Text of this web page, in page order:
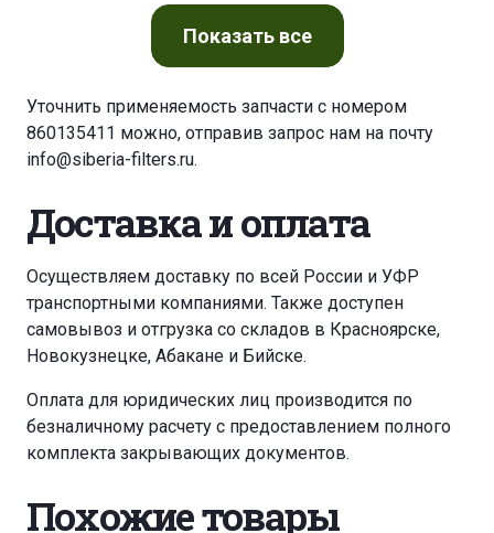
ABG TITAN 6820
ABG TITAN 8820 AHLMANN AS 150 E
ARTEC F 40
ARTEC FT 40 ARTEC RS 20
ATLAS COPCO BOOMER 353 ES
ATLAS COPCO BOOMER E 2 C22
Показатьвсе
Уточнить применяемость запчасти с номером
860135411 можно, отправив запрос нам на почту
info@siberia-filters.ru.
Доставка и оплата
Осуществляем доставку по всей России и УФР
транспортными компаниями. Также доступен
самовывоз и отгрузка со складов в Красноярске,
Новокузнецке, Абакане и Бийске.
Оплата для юридических лиц производится по
безналичному расчету с предоставлением полного
комплекта закрывающих документов.
Похожие товары